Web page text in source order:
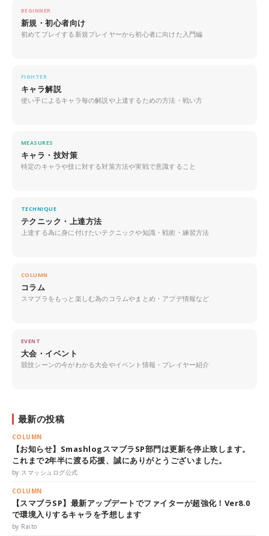
BEGINNER
新規・初心者向け
初めてプレイする新規プレイヤーから初心者に向けた入門編
FIGHTER
キャラ解説
使い手によるキャラ毎の解説や上達するための方法・戦い方
MEASURES
キャラ・技対策
特定のキャラや技に対する対策方法や実戦で意識すること
TECHNIQUE
テクニック・上達方法
上達する為に身に付けたいテクニックや知識・戦術・練習方法
COLUMN
コラム
スマブラをもっと楽しむ為のコラムやまとめ・アプデ情報など
EVENT
大会・イベント
競技シーンの今がわかる大会やイベント情報・プレイヤー紹介
最新の投稿
COLUMN
【お知らせ】SmashlogスマブラSP部門は更新を停止致します。
これまで2年半に渡る応援、誠にありがとうございました。
by スマッシュログ公式
COLUMN
【スマブラSP】最新アップデートでファイターが超強化！Ver8.0
で環境入りするキャラを予想します
by Raito